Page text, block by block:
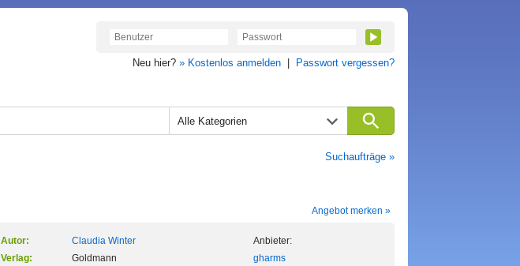
Neu hier? » Kostenlos anmelden Passwort vergessen?
Alle Kategorien
Suchaufträge »
Angebot merken »
Autor:
Claudia Winter
Verlag:
Goldmann
Anbieter:
gharms